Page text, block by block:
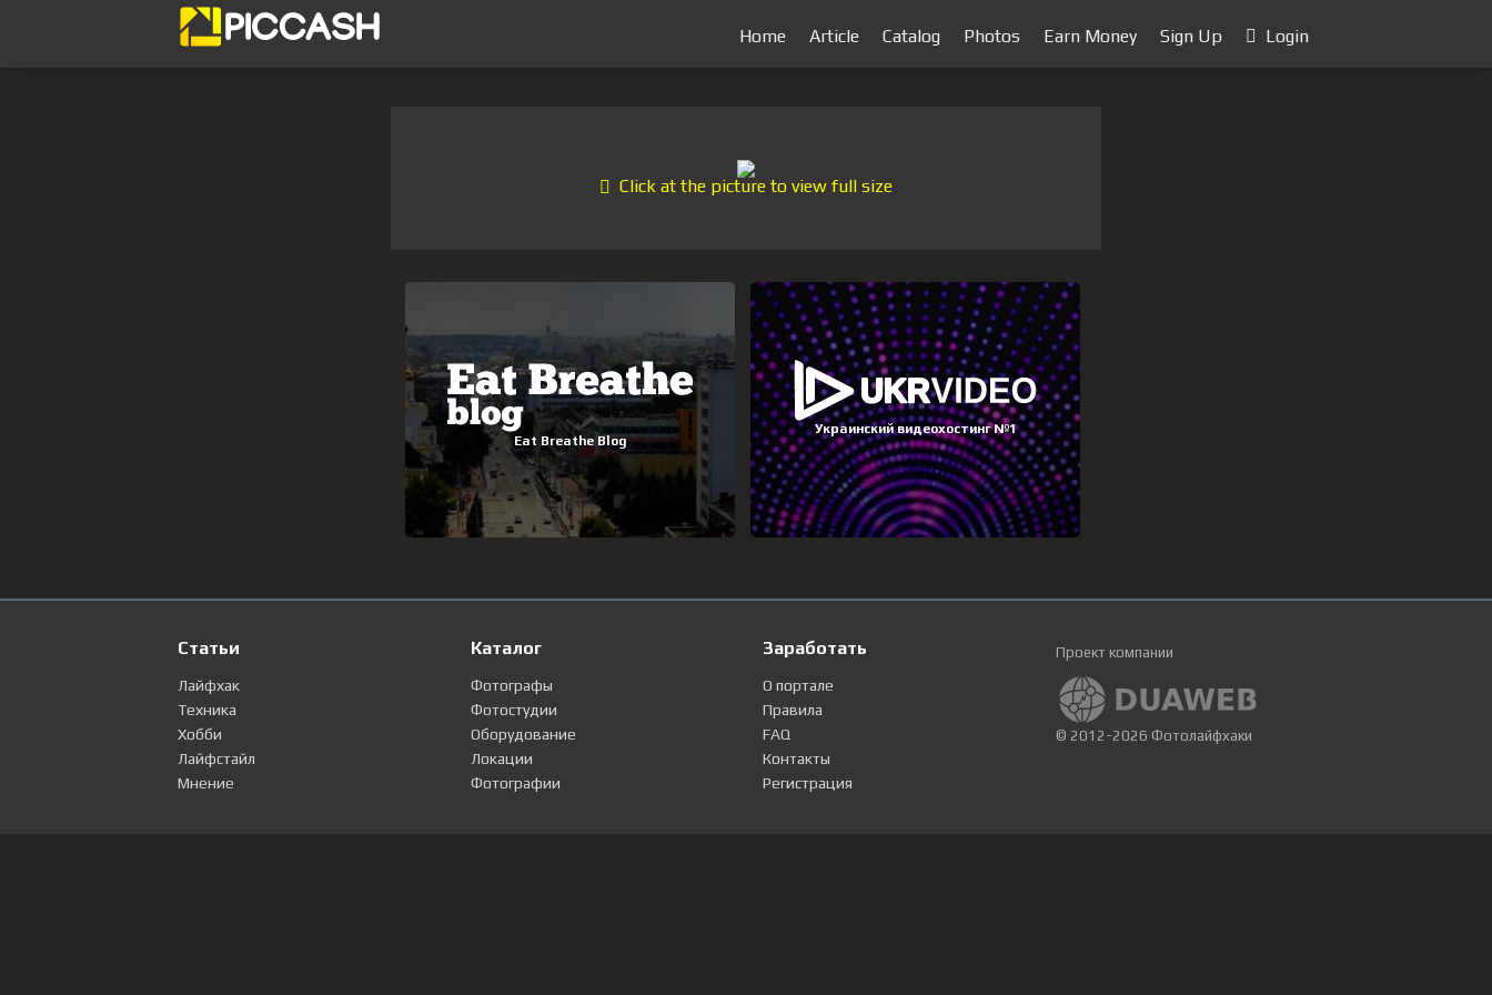
Home Article Catalog Photos Earn Money Sign Up Login
Click at the picture to view full size
Статьи
Лайфхак
Техника
Хобби
Лайфстайл
Мнение
Каталог
Фотографы
Фотостудии
Оборудование
Локации
Фотографии
Заработать
О портале
Правила
FAQ
Контакты
Регистрация
Проект компании
© 2012-2026 Фотолайфхаки